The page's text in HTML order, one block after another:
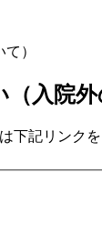
）
入院
下記リンクを